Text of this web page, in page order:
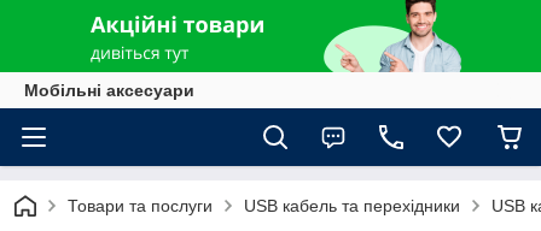
Мобільні аксесуари
Товари та послуги USB кабель та перехідники USB